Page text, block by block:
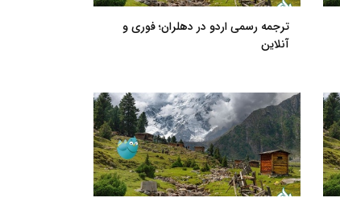
ترجمه رسمی اردو در دهلران؛ فوری و
آنلاین